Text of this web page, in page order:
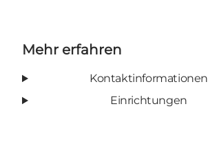
Mehr erfahren
Kontaktinformationen
Einrichtungen